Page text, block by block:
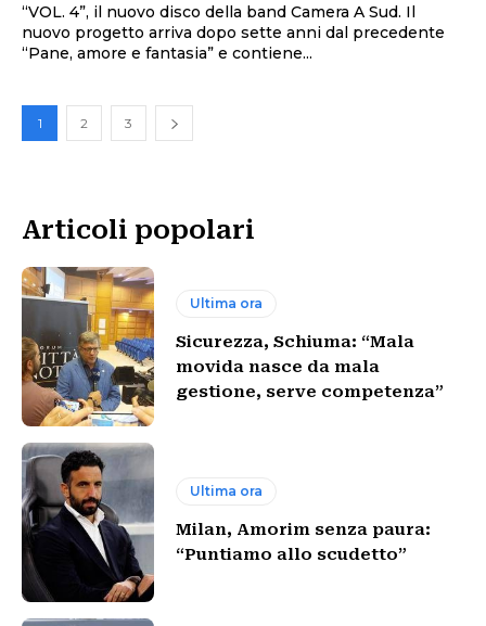
“VOL. 4”, il nuovo disco della band Camera A Sud. Il
nuovo progetto arriva dopo sette anni dal precedente
“Pane, amore e fantasia” e contiene...
1 2 3
Articoli popolari
Ultima ora
Sicurezza, Schiuma: “Mala
movida nasce da mala
gestione, serve competenza”
Ultima ora
Milan, Amorim senza paura:
“Puntiamo allo scudetto”